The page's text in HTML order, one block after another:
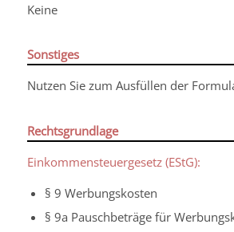
Keine
Sonstiges
Nutzen Sie zum Ausfüllen der
Rechtsgrundlage
Einkommensteuergesetz (EStG):
§ 9 Werbungskosten
§ 9a Pauschbeträge für